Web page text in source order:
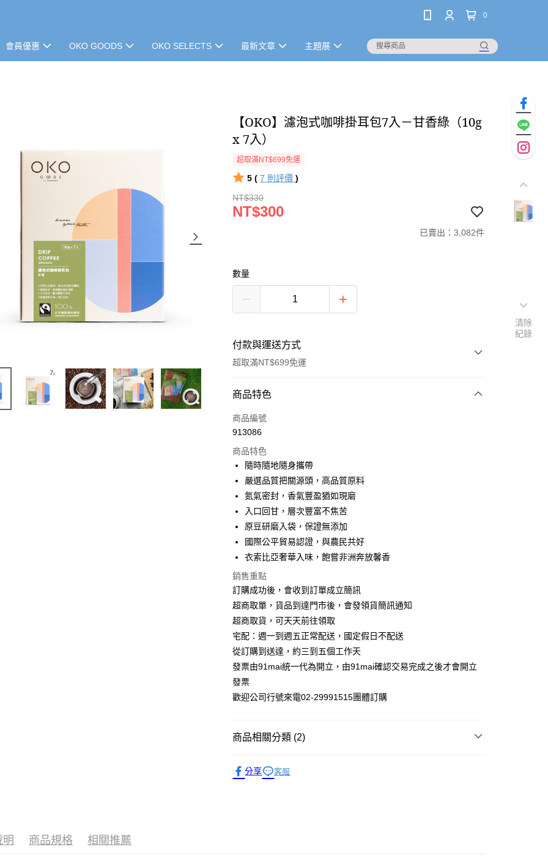
0
會員優惠 OKO GOODS OKO SELECTS 最新文章 主題展
【OKO】濾泡式咖啡掛耳包7入－甘香綠（10g
x 7入）
超取滿NT$699免運
5 ( 7 則評價 )
NT$330
NT$300
已賣出：3,082件
數量
付款與運送方式
超取滿NT$699免運
付款方式
信用卡一次付款
3 期 0 利率 每期
合作金庫商業銀行
華南商業銀行
國泰世華商業銀行
臺灣中小企業銀行
匯豐（台灣）商業銀行
聯邦商業銀行
遠東國際商業銀行
玉山商業銀行
台新國際商業銀行
台灣樂天信用卡公司
6 期 0 利率 每期 NT$50
合作金庫商業銀行
華南商業銀行
上海商業儲蓄銀行
臺灣中小企業銀行
匯豐（台灣）商業銀行
華泰商業銀行
聯邦商業銀行
元大商業銀行
台新國際商業銀行
中國信託商業銀行
台灣樂天信用卡公司
超商取貨付款
Apple Pay
悠遊付
運送方式
全家付款取貨
每筆NT$100，滿NT$699(含以上)免運費
付款後全家取貨
每筆NT$100，滿NT$699(含以上)免運費
商品特色
商品編號
913086
商品特色
隨時隨地隨身攜帶
嚴選品質把關源頭，高品質原料
氮氣密封，香氣豐盈猶如現磨
入口回甘，層次豐富不焦苦
原豆研磨入袋，保證無添加
國際公平貿易認證，與農民共好
衣索比亞奢華入味，飽嘗非洲奔放馨香
銷售重點
訂購成功後，會收到訂單成立簡訊
超商取單，貨品到達門市後，會發領貨簡訊通知
超商取貨，可天天前往領取
宅配：週一到週五正常配送，國定假日不配送
從訂購到送達，約三到五個工作天
發票由91mai統一代為開立，由91mai確認交易完成之後才會開立
發票
歡迎公司行號來電02-29991515團體訂購
商品相關分類 (2)
人氣商品推薦
分享 客服
明 商品規格 相關推薦
清除
紀錄